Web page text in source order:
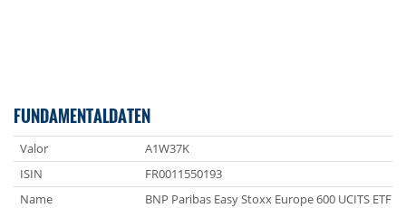
FUNDAMENTALDATEN
Valor
A1W37K
ISIN
FR0011550193
Name
BNP Paribas Easy Stoxx Europe 600 UCITS ETF